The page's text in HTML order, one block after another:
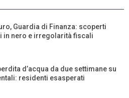
Guardia di Finanza: scoperti
in nero e irregolarità fiscali
d’acqua da due settimane su
residenti esasperati